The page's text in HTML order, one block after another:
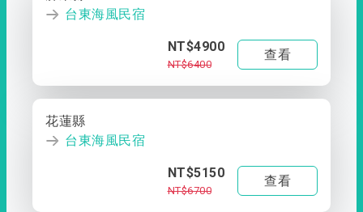
台東海風民宿
NT$4900
NT$6400
查看
花蓮縣
台東海風民宿
NT$5150
NT$6700
查看